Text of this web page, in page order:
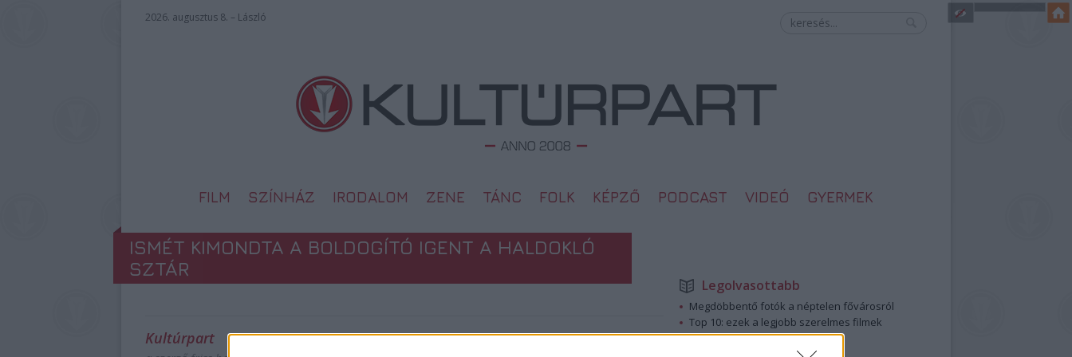
2026. augusztus 8. – László
FILM SZÍNHÁZ IRODALOM ZENE TÁNC FOLK KÉPZŐ PODCAST VIDEÓ GYERMEK
ISMÉT KIMONDTA A BOLDOGÍTÓ IGENT A HALDOKLÓ
SZTÁR
Kultúrpart
Legolvasottabb
Megdöbbentő fotók a néptelen fővárosról
Top 10: ezek a legjobb szerelmes filmek
A 10 legütősebb drogos film
Megjöttek a meztelen hősnők